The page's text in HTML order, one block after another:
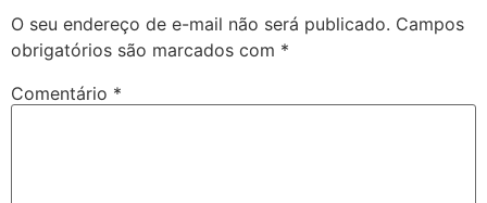
O seu endereço de e-mail não será publicado. Campos
obrigatórios são marcados com *
Comentário *